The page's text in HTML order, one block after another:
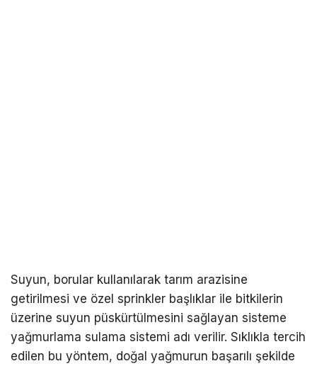
Suyun, borular kullanılarak tarım arazisine
getirilmesi ve özel sprinkler başlıklar ile bitkilerin
üzerine suyun püskürtülmesini sağlayan sisteme
yağmurlama sulama sistemi adı verilir. Sıklıkla tercih
edilen bu yöntem, doğal yağmurun başarılı şekilde